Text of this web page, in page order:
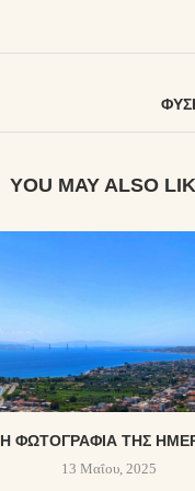
YOU MAY ALSO
Η ΦΩΤΟΓΡΑΦΊΑ ΤΗΣ
13 Μαΐου, 2025